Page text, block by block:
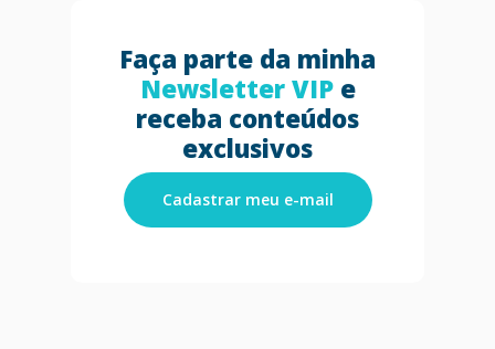
Faça parte da minha
Newsletter VIPe
receba conteúdos
exclusivos
Cadastrar meu e-mail